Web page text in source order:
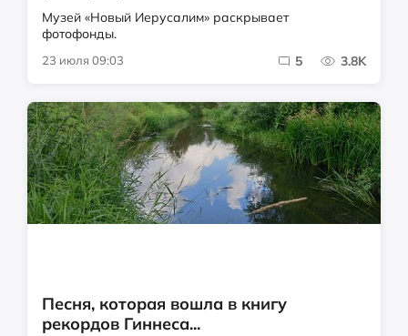
Музей «Новый Иерусалим» раскрывает
фотофонды.
23 июля 09:03 5 3.8K
Песня, которая вошла в книгу
рекордов Гиннеса...